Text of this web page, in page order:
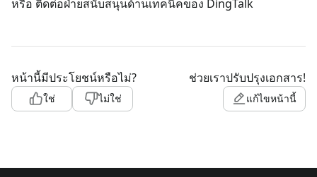
หรือ ติดต่อฝ่ายสนับสนุนด้านเทคนิคของ DingTalk
หน้านี้มีประโยชน์หรือไม่?
ใช่ ไม่ใช่
ช่วยเราปรับปรุงเอกสาร!
แก้ไขหน้านี้